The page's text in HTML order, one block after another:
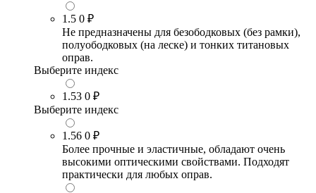
1.5 0 ₽
Не предназначены для безободковых (без рамки),
полуободковых (на леске) и тонких титановых
оправ.
Выберите индекс
1.53 0 ₽
Выберите индекс
1.56 0 ₽
Более прочные и эластичные, обладают очень
высокими оптическими свойствами. Подходят
практически для любых оправ.